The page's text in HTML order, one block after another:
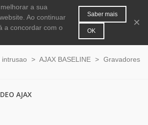
0
intrusao > AJAX BASELINE > Gravadores
AJAX
a sua
Ao continuar
a concordar com o
Saber mais
OK
×